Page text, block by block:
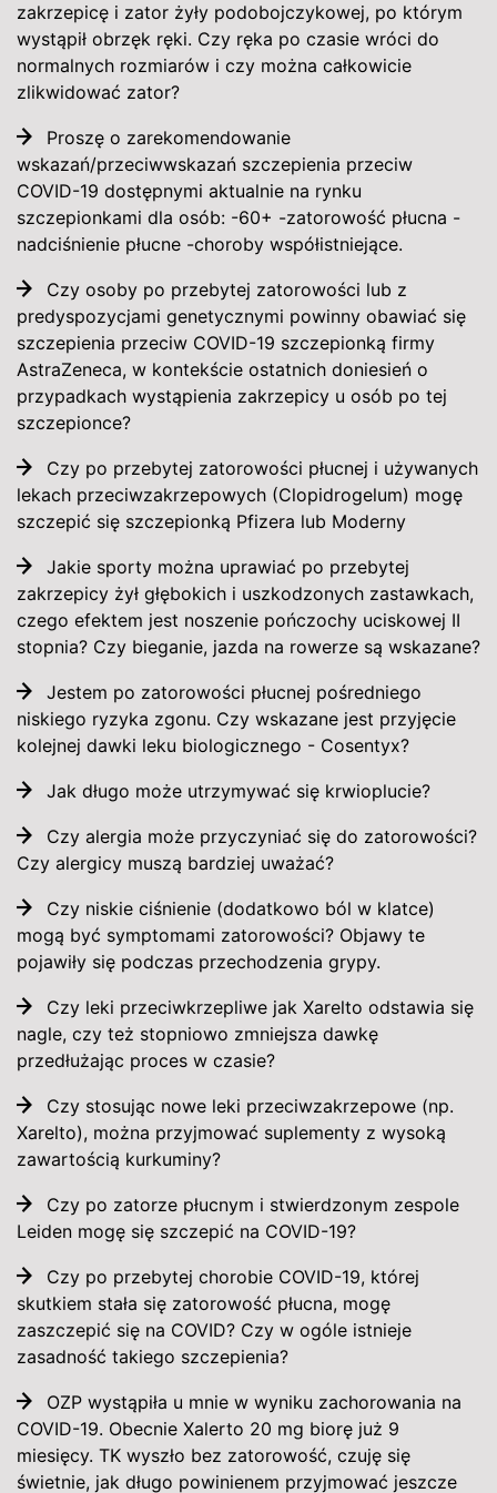
zakrzepicę i zator żyły podobojczykowej, po którym
wystąpił obrzęk ręki. Czy ręka po czasie wróci do
normalnych rozmiarów i czy można całkowicie
zlikwidować zator?
Proszę o zarekomendowanie
wskazań/przeciwwskazań szczepienia przeciw
COVID-19 dostępnymi aktualnie na rynku
szczepionkami dla osób: -60+ -zatorowość płucna -
nadciśnienie płucne -choroby współistniejące.
Czy osoby po przebytej zatorowości lub z
predyspozycjami genetycznymi powinny obawiać się
szczepienia przeciw COVID-19 szczepionką firmy
AstraZeneca, w kontekście ostatnich doniesień o
przypadkach wystąpienia zakrzepicy u osób po tej
szczepionce?
Czy po przebytej zatorowości płucnej i używanych
lekach przeciwzakrzepowych (Clopidrogelum) mogę
szczepić się szczepionką Pfizera lub Moderny
Jakie sporty można uprawiać po przebytej
zakrzepicy żył głębokich i uszkodzonych zastawkach,
czego efektem jest noszenie pończochy uciskowej II
stopnia? Czy bieganie, jazda na rowerze są wskazane?
Jestem po zatorowości płucnej pośredniego
niskiego ryzyka zgonu. Czy wskazane jest przyjęcie
kolejnej dawki leku biologicznego - Cosentyx?
Jak długo może utrzymywać się krwioplucie?
Czy alergia może przyczyniać się do zatorowości?
Czy alergicy muszą bardziej uważać?
Czy niskie ciśnienie (dodatkowo ból w klatce)
mogą być symptomami zatorowości? Objawy te
pojawiły się podczas przechodzenia grypy.
Czy leki przeciwkrzepliwe jak Xarelto odstawia się
nagle, czy też stopniowo zmniejsza dawkę
przedłużając proces w czasie?
Czy stosując nowe leki przeciwzakrzepowe (np.
Xarelto), można przyjmować suplementy z wysoką
zawartością kurkuminy?
Czy po zatorze płucnym i stwierdzonym zespole
Leiden mogę się szczepić na COVID-19?
Czy po przebytej chorobie COVID-19, której
skutkiem stała się zatorowość płucna, mogę
zaszczepić się na COVID? Czy w ogóle istnieje
zasadność takiego szczepienia?
OZP wystąpiła u mnie w wyniku zachorowania na
COVID-19. Obecnie Xalerto 20 mg biorę już 9
miesięcy. TK wyszło bez zatorowość, czuję się
świetnie, jak długo powinienem przyjmować jeszcze